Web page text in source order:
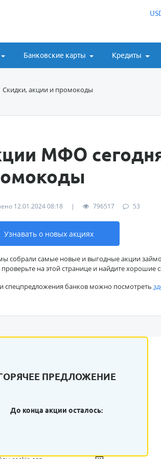
Банковские карты Кредиты
Скидки, акции и промокоды
МФО
12.01.2024 08:18 | 796517 53
Узнавать о новых акциях
собрали самые новые и выгодные акции
проверьте на этой странице и найдите хорошие
спецпредложения банков можно посмотреть
ПРЕДЛОЖЕНИЕ
До конца акции осталось: